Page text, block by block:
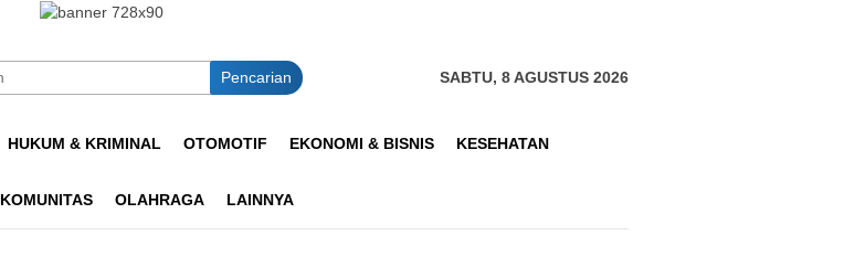
Pencarian
SABTU, 8 AGUSTUS 2026
HUKUM & KRIMINAL OTOMOTIF EKONOMI & BISNIS KESEHATAN
KOMUNITAS OLAHRAGA LAINNYA